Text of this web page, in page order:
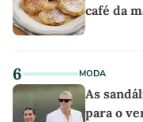
café da
6 MODA
As
para o